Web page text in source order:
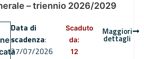
– triennio 2026/2029
Data di
scadenza:
27/07/2026
Scaduto
da:
12
Maggiori
dettagli